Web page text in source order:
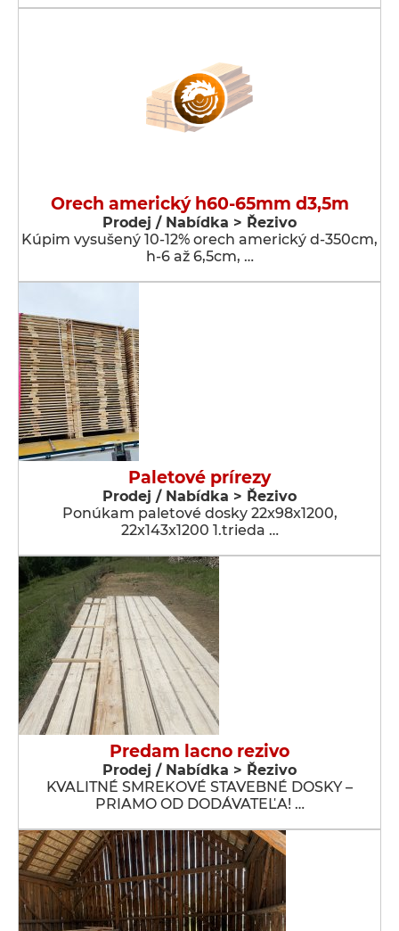
Orech americký h60-65mm d3,5m
Prodej / Nabídka > Řezivo
Kúpim vysušený 10-12% orech americký d-350cm,
h-6 až 6,5cm, …
Paletové prírezy
Prodej / Nabídka > Řezivo
Ponúkam paletové dosky 22x98x1200,
22x143x1200 1.trieda …
Predam lacno rezivo
Prodej / Nabídka > Řezivo
KVALITNÉ SMREKOVÉ STAVEBNÉ DOSKY –
PRIAMO OD DODÁVATEĽA! …